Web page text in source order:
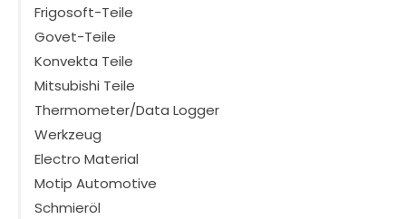
Frigosoft-Teile
Govet-Teile
Konvekta Teile
Mitsubishi Teile
Thermometer/Data Logger
Werkzeug
Electro Material
Motip Automotive
Schmieröl